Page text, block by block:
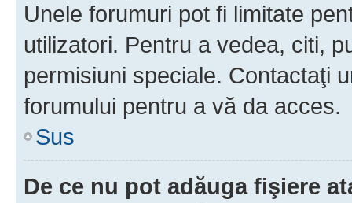
Unele forumuri pot fi limitate
utilizatori. Pentru a vedea, citi,
permisiuni speciale. Contactaţi
forumului pentru a vă da acces.
Sus
De ce nu pot adăuga fişiere